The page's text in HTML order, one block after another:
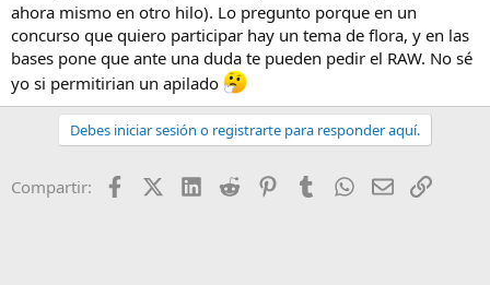
ahora mismo en otro hilo). Lo pregunto porque en un
concurso que quiero participar hay un tema de flora, y en las
bases pone que ante una duda te pueden pedir el RAW. No sé
yo si permitirian un apilado
Debes iniciar sesión o registrarte para responder aquí.
Compartir: FacebookX (Twitter)
LinkedIn
Reddit PinterestTumblr WhatsApp
EmailEnlace